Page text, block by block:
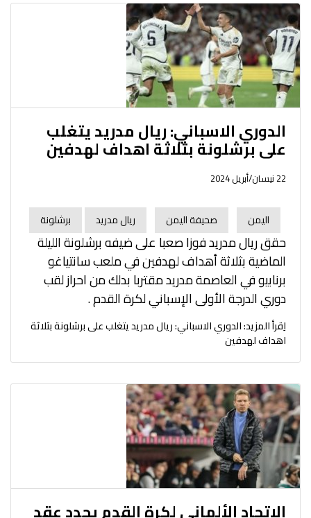
الدوري الاسباني: ريال مدريد يتغلب
على برشلونة بثلاثة اهداف لهدفين
22 نيسان/أبريل 2024
اليمن صحيفة اليمن ريال مدريد برشلونة
حقق ريال مدريد فوزا صعبا على ضيفه برشلونة الليلة
الماضية بثلاثة أهداف لهدفين في ملعب سانتياغو
برنابيو في العاصمة مدريد مقتربا بدلك من احراز لقب
دوري الدرجة الأولى الإسباني لكرة القدم .
اِقرأ المزيد: الدوري الاسباني: ريال مدريد يتغلب على برشلونة بثلاثة
اهداف لهدفين
الاتحاد الألماني لكرة القدم يجدد عقد